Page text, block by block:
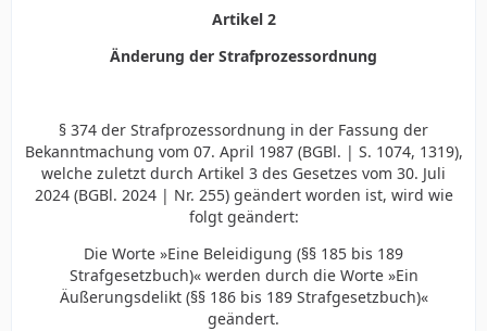
Artikel 2
Änderung der Strafprozessordnung
§ 374 der Strafprozessordnung in der Fassung der
Bekanntmachung vom 07. April 1987 (BGBl. | S. 1074, 1319),
welche zuletzt durch Artikel 3 des Gesetzes vom 30. Juli
2024 (BGBl. 2024 | Nr. 255) geändert worden ist, wird wie
folgt geändert:
Die Worte »Eine Beleidigung (§§ 185 bis 189
Strafgesetzbuch)« werden durch die Worte »Ein
Äußerungsdelikt (§§ 186 bis 189 Strafgesetzbuch)«
geändert.